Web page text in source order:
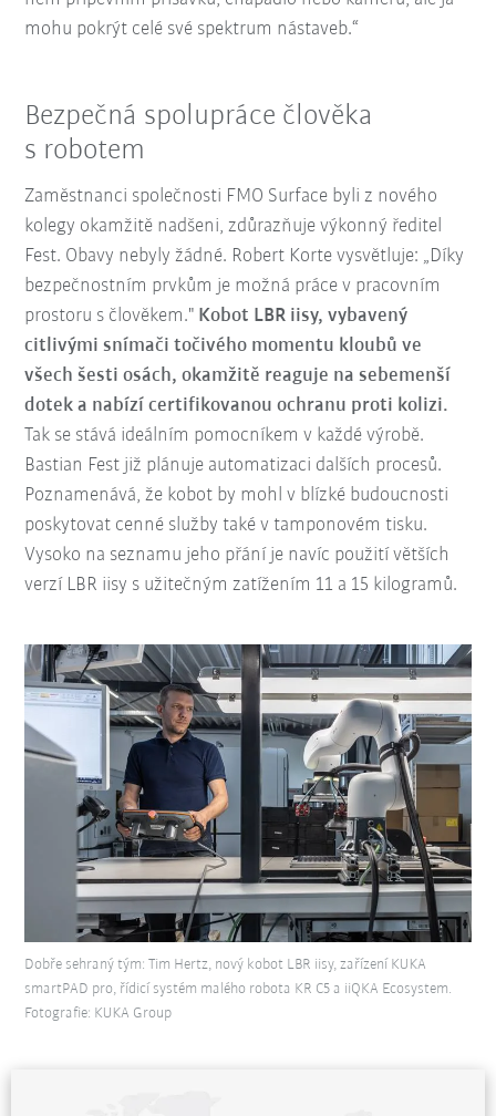
mohu pokrýt celé své spektrum nástaveb.“
Bezpečná spolupráce člověka
s robotem
Zaměstnanci společnosti FMO Surface byli z nového
kolegy okamžitě nadšeni, zdůrazňuje výkonný ředitel
Fest. Obavy nebyly žádné. Robert Korte vysvětluje: „Díky
bezpečnostním prvkům je možná práce v pracovním
prostoru s člověkem." Kobot LBR iisy, vybavený
citlivými snímači točivého momentu kloubů ve
všech šesti osách, okamžitě reaguje na sebemenší
dotek a nabízí certifikovanou ochranu proti kolizi.
Tak se stává ideálním pomocníkem v každé výrobě.
Bastian Fest již plánuje automatizaci dalších procesů.
Poznamenává, že kobot by mohl v blízké budoucnosti
poskytovat cenné služby také v tamponovém tisku.
Vysoko na seznamu jeho přání je navíc použití větších
verzí LBR iisy s užitečným zatížením 11 a 15 kilogramů.
Dobře sehraný tým: Tim Hertz, nový kobot LBR iisy, zařízení KUKA
smartPAD pro, řídicí systém malého robota KR C5 a iiQKA Ecosystem.
Fotografie: KUKA Group